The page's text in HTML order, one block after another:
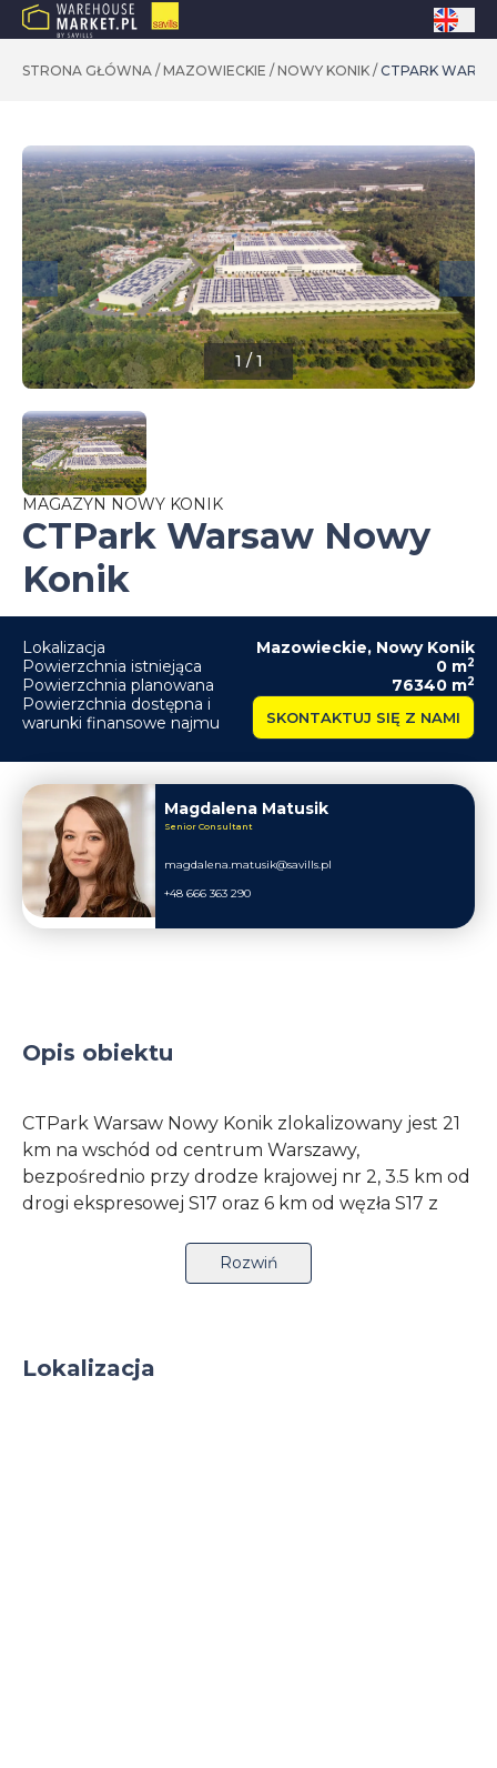
STRONA GŁÓWNA / MAZOWIECKIE / NOWY KONIK / CTPARK
1 / 1
MAGAZYN NOWY KONIK
CTPark Warsaw Nowy
Konik
Lokalizacja Mazowieckie, Nowy Konik
Powierzchnia istniejąca
0 m2
Powierzchnia planowana 76340 m2
Powierzchnia dostępna i
warunki finansowe najmu
SKONTAKTUJ SIĘ Z NAMI
Magdalena Matusik
Senior Consultant
magdalena.matusik@savills.pl
+48 666 363 290
Opis obiektu
CTPark Warsaw Nowy Konik zlokalizowany jest 21
km na wschód od centrum Warszawy,
bezpośrednio przy drodze krajowej nr 2, 3.5 km od
drogi ekspresowej S17 oraz 6 km od węzła S17 z
prowadzenia działalności produkcyjnej i
magazynowej na powierzchniach typu ctSpace
Rozwiń
Lokalizacja